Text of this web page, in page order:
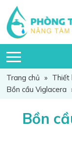
Trang chủ » Thiết
Bồn cầu Viglacera
Bồn